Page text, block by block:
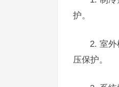
护。
2. 室
压保护。